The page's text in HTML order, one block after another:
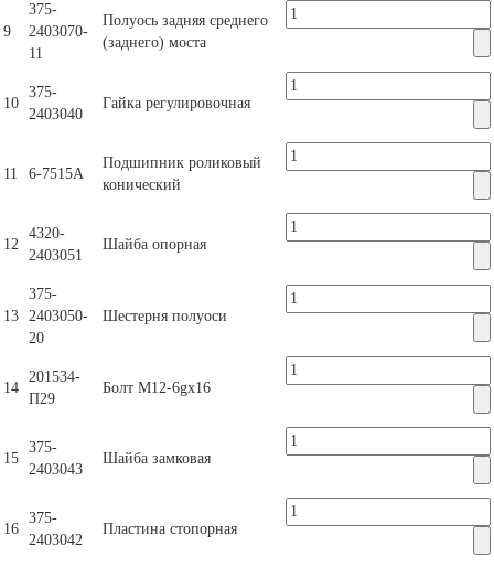
9
375-
2403070-
11
Полуось задняя среднего
(заднего) моста
10
375-
2403040
Гайка регулировочная
11 6-7515А
Подшипник роликовый
конический
12
4320-
2403051
Шайба опорная
13
375-
2403050-
20
Шестерня полуоси
14
201534-
П29
Болт М12-6gх16
15
375-
2403043
Шайба замковая
16
375-
2403042
Пластина стопорная